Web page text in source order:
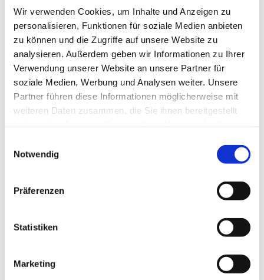
Wir verwenden Cookies, um Inhalte und Anzeigen zu
personalisieren, Funktionen für soziale Medien anbieten
zu können und die Zugriffe auf unsere Website zu
analysieren. Außerdem geben wir Informationen zu Ihrer
Verwendung unserer Website an unsere Partner für
soziale Medien, Werbung und Analysen weiter. Unsere
Partner führen diese Informationen möglicherweise mit
weiteren Daten zusammen, die Sie ihnen bereitgestellt
Notwendig
Präferenzen
Statistiken
MarketingDies könnte Sie auch